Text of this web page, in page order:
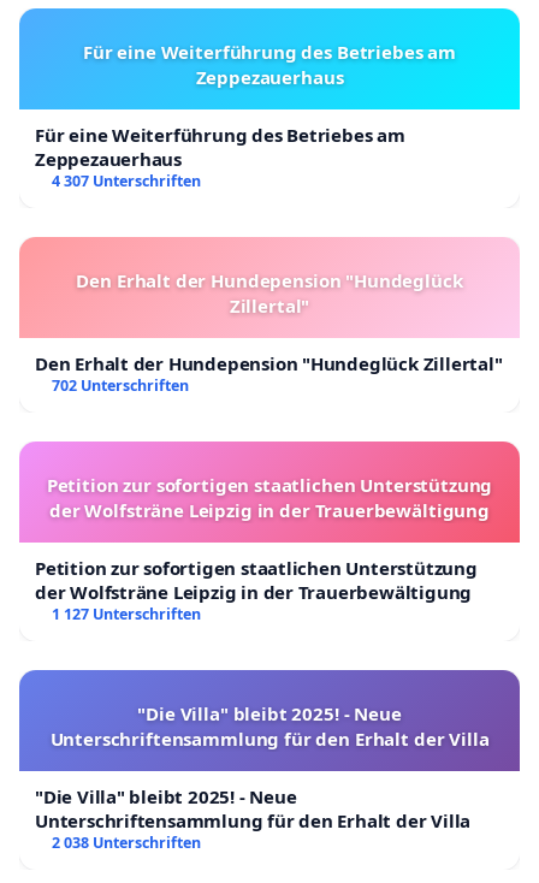
Für eine Weiterführung des Betriebes am
Zeppezauerhaus
Für eine Weiterführung des Betriebes am
Zeppezauerhaus
4 307 Unterschriften
Den Erhalt der Hundepension "Hundeglück
Zillertal"
Den Erhalt der Hundepension "Hundeglück Zillertal"
702 Unterschriften
Petition zur sofortigen staatlichen Unterstützung
der Wolfsträne Leipzig in der Trauerbewältigung
Petition zur sofortigen staatlichen Unterstützung
der Wolfsträne Leipzig in der Trauerbewältigung
1 127 Unterschriften
"Die Villa" bleibt 2025! - Neue
Unterschriftensammlung für den Erhalt der Villa
"Die Villa" bleibt 2025! - Neue
Unterschriftensammlung für den Erhalt der Villa
2 038 Unterschriften